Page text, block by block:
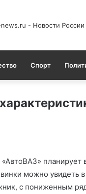
Спорт
планирует
можно увидеть в
с пониженным